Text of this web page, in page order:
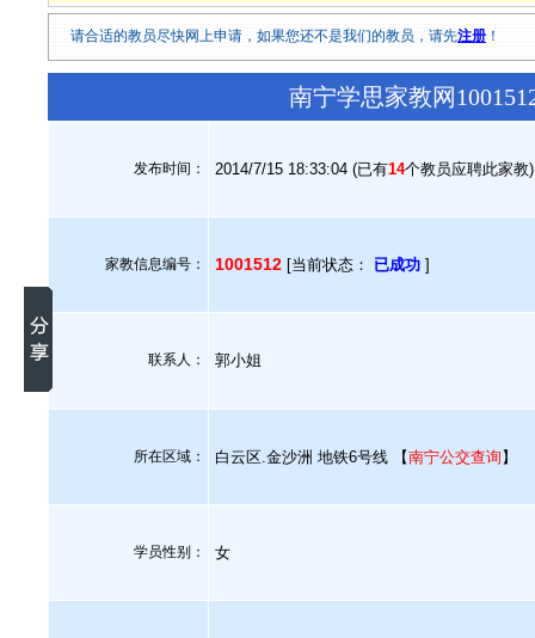
请合适的教员尽快网上申请，如果您还不是我们的教员，请先注册 ！
南宁学思家教网
发布时间： 2014/7/15 18:33:04 (已有14个教员应聘此家教)
家教信息编号： 1001512 [当前状态： 已成功 ]
联系人： 郭小姐
所在区域： 白云区.金沙洲 地铁6号线 【南宁公交查询 】
学员性别： 女